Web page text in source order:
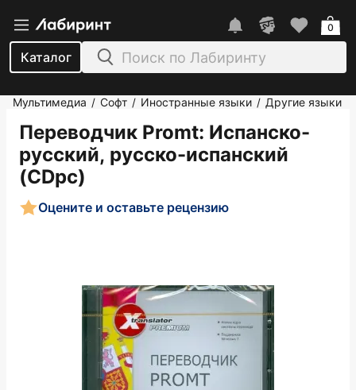
Каталог
0
Мультимедиа / Софт / Иностранные языки / Другие языки
Переводчик Promt: Испанско-
русский, русско-испанский
(CDpc)
Оцените и оставьте рецензию